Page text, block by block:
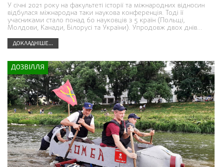
У січні 2021 року на факультеті історії та міжнародних відносин
відбулася міжнародна таки наукова конференція. Тоді її
учасниками стало понад 60 науковців з 5 країн (Польщі,
Молдови, Канади, Білорусі та України). Упродовж двох днів…
ДОКЛАДНІШЕ...
ДОЗВІЛЛЯ